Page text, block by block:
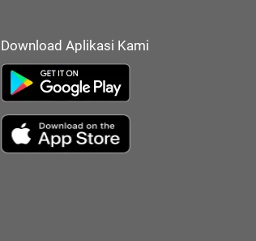
Download Aplikasi Kami